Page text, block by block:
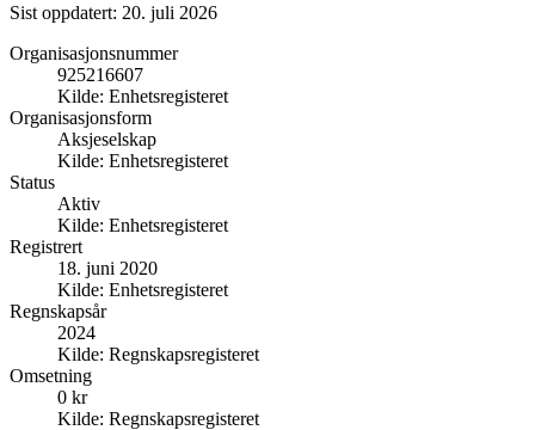
Sist oppdatert: 20. juli 2026
Organisasjonsnummer
925216607
Kilde: Enhetsregisteret
Organisasjonsform
Aksjeselskap
Kilde: Enhetsregisteret
Status
Aktiv
Kilde: Enhetsregisteret
Registrert
18. juni 2020
Kilde: Enhetsregisteret
Regnskapsår
2024
Kilde: Regnskapsregisteret
Omsetning
0 kr
Kilde: Regnskapsregisteret